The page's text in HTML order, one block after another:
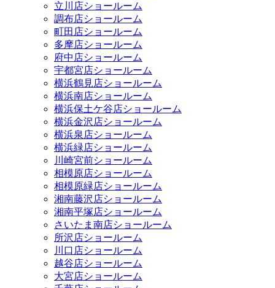
立川店ショールーム
調布店ショールーム
町田店ショールーム
多摩店ショールーム
府中店ショールーム
宇都宮店ショールーム
横浜鶴見店ショールーム
横浜南店ショールーム
横浜保土ケ谷店ショールーム
横浜金沢店ショールーム
横浜泉店ショールーム
横浜緑店ショールーム
川崎宮前ショールーム
相模原店ショールーム
相模原緑店ショールーム
湘南藤沢店ショールーム
湘南平塚店ショールーム
さいたま南店ショールーム
所沢店ショールーム
川口店ショールーム
越谷店ショールーム
大宮店ショールーム